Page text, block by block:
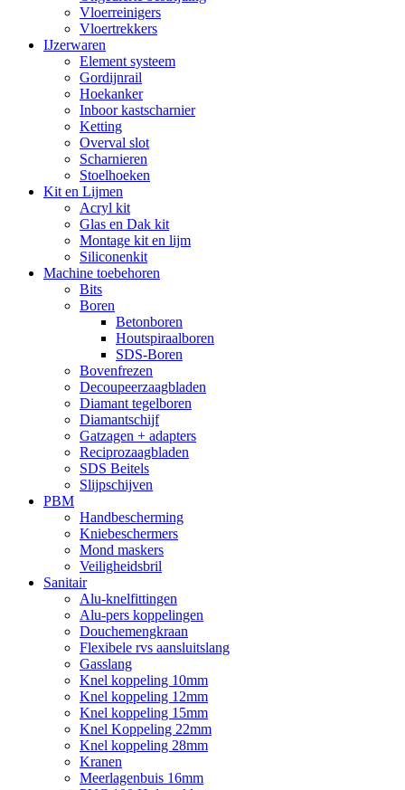
Vloerreinigers
Vloertrekkers
IJzerwaren
Element systeem
Gordijnrail
Hoekanker
Inboor kastscharnier
Ketting
Overval slot
Scharnieren
Stoelhoeken
Kit en Lijmen
Acryl kit
Glas en Dak kit
Montage kit en lijm
Siliconenkit
Machine toebehoren
Bits
Boren
Betonboren
Houtspiraalboren
SDS-Boren
Bovenfrezen
Decoupeerzaagbladen
Diamant tegelboren
Diamantschijf
Gatzagen + adapters
Reciprozaagbladen
SDS Beitels
Slijpschijven
PBM
Handbescherming
Kniebeschermers
Mond maskers
Veiligheidsbril
Sanitair
Alu-knelfittingen
Alu-pers koppelingen
Douchemengkraan
Flexibele rvs aansluitslang
Gasslang
Knel koppeling 10mm
Knel koppeling 12mm
Knel koppeling 15mm
Knel Koppeling 22mm
Knel koppeling 28mm
Kranen
Meerlagenbuis 16mm